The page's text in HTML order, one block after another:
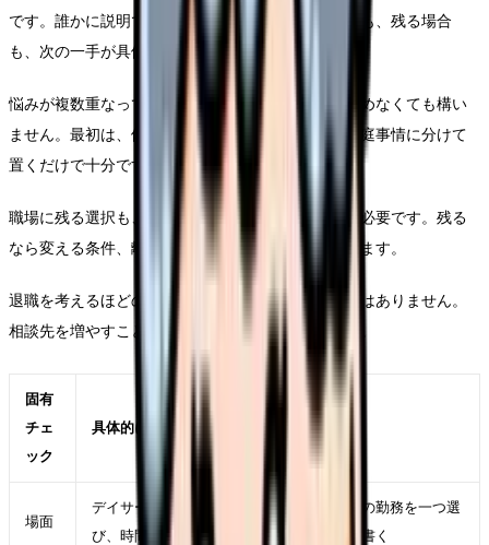
です。誰かに説明できる形にすると、退職する場合も、残る場合
も、次の一手が具体的になります。
悩みが複数重なっている時は、退職理由を一つに決めなくても構い
ません。最初は、体調、勤務、給与、人間関係、家庭事情に分けて
置くだけで十分です。
職場に残る選択も、離れる選択も、どちらも準備が必要です。残る
なら変える条件、離れるなら次で避ける条件を決めます。
退職を考えるほどの悩みは、本人だけで背負う必要はありません。
相談先を増やすことも、判断の質を上げる行動です。
固有
チェ
ック
具体的に見ること
場面
デイサービスを辞めたいが強くなった直近の勤務を一つ選
び、時間帯、相手、業務、体調を具体的に書く